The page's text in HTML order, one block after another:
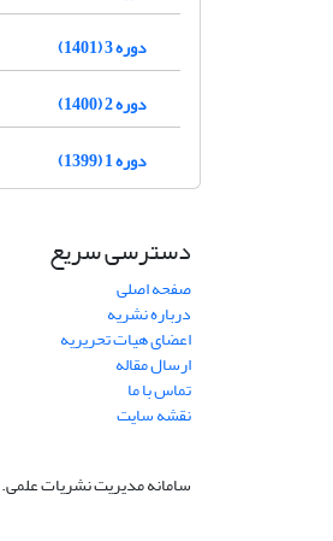
دوره 3 (1401)
دوره 2 (1400)
دوره 1 (1399)
دسترسی سریع
صفحه اصلی
درباره نشریه
اعضای هیات تحریریه
ارسال مقاله
تماس با ما
نقشه سایت
سامانه مدیریت نشریات علمی.